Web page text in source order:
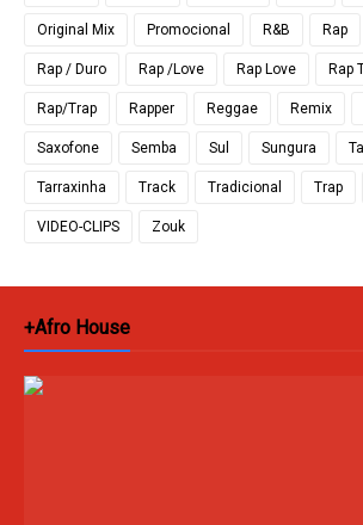
Original Mix Promocional R&B Rap
Rap / Duro Rap /Love Rap Love Rap
Rap/Trap Rapper Reggae Remix
Saxofone Semba Sul Sungura
Tarraxinha Track Tradicional Trap
VIDEO-CLIPS Zouk
+Afro House